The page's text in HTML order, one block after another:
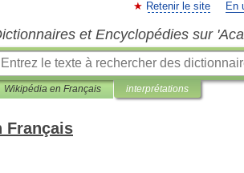
Retenir le site En
et Encyclopédies sur
Wikipédia en Français interprétations
Français